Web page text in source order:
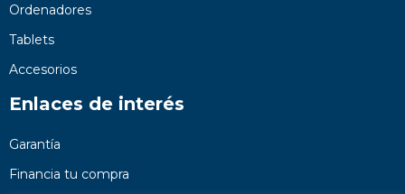
Ordenadores
Tablets
Accesorios
Enlaces de interés
Garantía
Financia tu compra